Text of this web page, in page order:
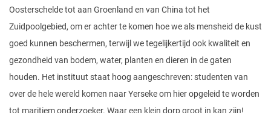
Oosterschelde tot aan Groenland en van China tot het
Zuidpoolgebied, om er achter te komen hoe we als mensheid de kust
goed kunnen beschermen, terwijl we tegelijkertijd ook kwaliteit en
gezondheid van bodem, water, planten en dieren in de gaten
houden. Het instituut staat hoog aangeschreven: studenten van
over de hele wereld komen naar Yerseke om hier opgeleid te worden
tot maritiem onderzoeker. Waar een klein dorp groot in kan zijn!